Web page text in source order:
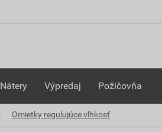
Nátery Výpredaj Požičovňa
Omietky regulujúce vlhkosť